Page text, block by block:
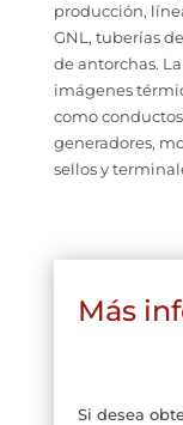
producción,
GNL, tuberías
de antorchas.
imágenes
como
generadores,
sellos y
Más
Si desea